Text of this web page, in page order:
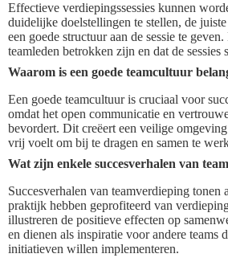
Effectieve verdiepingssessies kunnen
duidelijke doelstellingen te stellen, de
een goede structuur aan de sessie te
teamleden betrokken zijn en dat de sessies
Waarom is een goede teamcultuur
Een goede teamcultuur is cruciaal voor
omdat het open communicatie en
bevordert. Dit creëert een veilige
vrij voelt om bij te dragen en samen te
Wat zijn enkele succesverhalen van
Succesverhalen van teamverdieping tonen
praktijk hebben geprofiteerd van
illustreren de positieve effecten op
en dienen als inspiratie voor andere teams
initiatieven willen implementeren.